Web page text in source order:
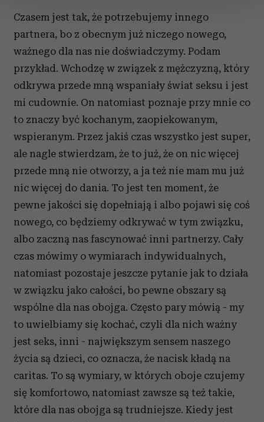
Wykorzystujemy pliki cookie do spersonalizowania treści
i reklam, aby oferować funkcje społecznościowe i
analizować ruch w naszej witrynie. Informacje o tym, jak
korzystasz z naszej witryny, udostępniamy partnerom
społecznościowym, reklamowym i analitycznym.
Partnerzy mogą połączyć te informacje z innymi danymi
otrzymanymi od Ciebie lub uzyskanymi podczas
korzystania z ich usług.
Czasem jest tak, że potrzebujemy innego
partnera, bo z obecnym już niczego nowego,
ważnego dla nas nie doświadczymy. Podam
przykład. Wchodzę w związek z mężczyzną, który
odkrywa przede mną wspaniały świat seksu i jest
mi cudownie. On natomiast poznaje przy mnie co
to znaczy być kochanym, zaopiekowanym,
wspieranym. Przez jakiś czas wszystko jest super,
ale nagle stwierdzam, że to już, że on nic więcej
przede mną nie otworzy, a ja też nie mam mu już
nic więcej do dania. To jest ten moment, że
pewne jakości się dopełniają i albo pojawi się coś
nowego, co będziemy odkrywać w tym związku,
albo zaczną nas fascynować inni partnerzy. Cały
czas mówimy o wymiarach indywidualnych,
natomiast pozostaje jeszcze pytanie jak to działa
w związku jako całości, bo pewne obszary są
wspólne dla nas obojga. Często pary mówią - my
to uwielbiamy się kochać, czyli dla nich ważny
jest seks, inni - największym sensem naszego
życia są dzieci, co oznacza, że nacisk kładą na
caritas. To są wymiary, w których oboje czujemy
się komfortowo, natomiast zawsze są też takie,
które dla nas obojga są trudniejsze. Kiedy jest